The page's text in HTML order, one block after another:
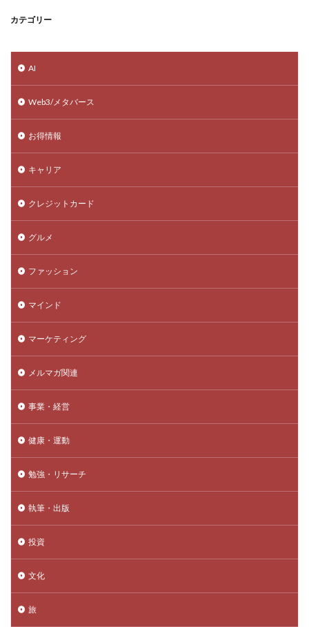
カテゴリー
AI
Web3/メタバース
お得情報
キャリア
クレジットカード
グルメ
ファッション
マインド
マーケティング
メルマガ関連
事業・経営
健康・運動
勉強・リサーチ
執筆・出版
投資
文化
旅